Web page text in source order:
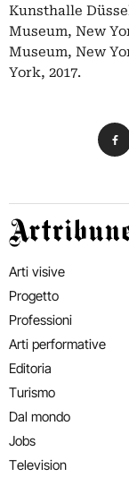
Kunsthalle
Museum, New
Museum, New
York, 2017.
Artribune
Arti visive
Progetto
Professioni
Arti performative
Editoria
Turismo
Dal mondo
Jobs
Television